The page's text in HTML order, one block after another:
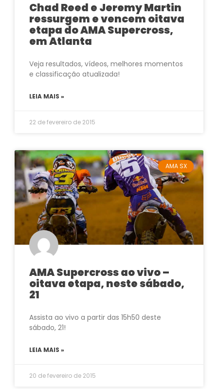
Chad Reed e Jeremy Martin
ressurgem e vencem oitava
etapa do AMA Supercross,
em Atlanta
Veja resultados, vídeos, melhores momentos
e classificação atualizada!
LEIA MAIS »
22 de fevereiro de 2015
AMA SX
AMA Supercross ao vivo –
oitava etapa, neste sábado,
21
Assista ao vivo a partir das 15h50 deste
sábado, 21!
LEIA MAIS »
20 de fevereiro de 2015